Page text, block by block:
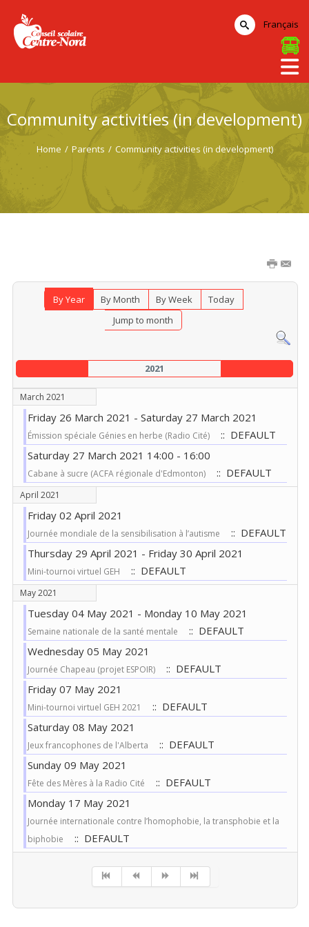
Community activities (in development)
Home / Parents / Community activities (in development)
By Year By Month By Week
Today
Jump to month
2021
March 2021
Friday 26 March 2021 - Saturday 27 March 2021
Émission spéciale Génies en herbe (Radio Cité)
:: DEFAULT
Saturday 27 March 2021 14:00 - 16:00
Cabane à sucre (ACFA régionale d'Edmonton) :: DEFAULT
April 2021
Friday 02 April 2021
Journée mondiale de la sensibilisation à l’autisme
:: DEFAULT
Thursday 29 April 2021 - Friday 30 April 2021
Mini-tournoi virtuel GEH :: DEFAULT
May 2021
Tuesday 04 May 2021 - Monday 10 May 2021
Semaine nationale de la santé mentale
:: DEFAULT
Wednesday 05 May 2021
Journée Chapeau (projet ESPOIR)
:: DEFAULT
Friday 07 May 2021
Mini-tournoi virtuel GEH 2021
:: DEFAULT
Saturday 08 May 2021
Jeux francophones de l'Alberta
:: DEFAULT
Sunday 09 May 2021
Fête des Mères à la Radio Cité
:: DEFAULT
Monday 17 May 2021
Journée internationale contre l’homophobie, la transphobie et la
biphobie
:: DEFAULT
Français